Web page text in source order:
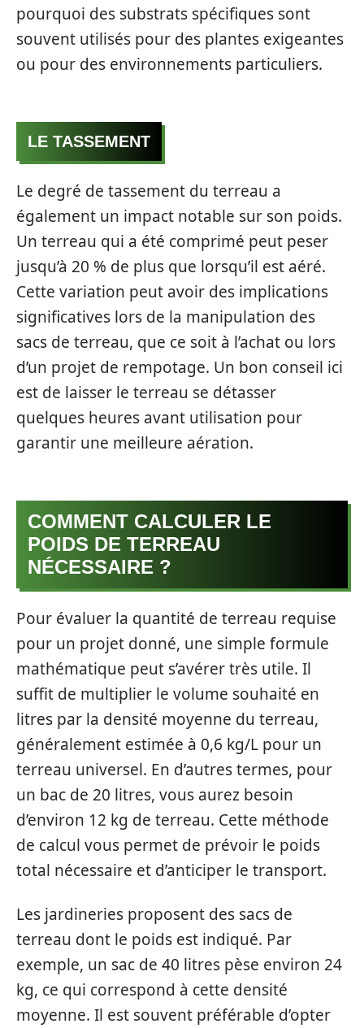
pourquoi des substrats spécifiques sont
souvent utilisés pour des plantes exigeantes
ou pour des environnements particuliers.
LE TASSEMENT
Le degré de tassement du terreau a
également un impact notable sur son poids.
Un terreau qui a été comprimé peut peser
jusqu’à 20 % de plus que lorsqu’il est aéré.
Cette variation peut avoir des implications
significatives lors de la manipulation des
sacs de terreau, que ce soit à l’achat ou lors
d’un projet de rempotage. Un bon conseil ici
est de laisser le terreau se détasser
quelques heures avant utilisation pour
garantir une meilleure aération.
COMMENT CALCULER LE
POIDS DE TERREAU
NÉCESSAIRE ?
Pour évaluer la quantité de terreau requise
pour un projet donné, une simple formule
mathématique peut s’avérer très utile. Il
suffit de multiplier le volume souhaité en
litres par la densité moyenne du terreau,
généralement estimée à 0,6 kg/L pour un
terreau universel. En d’autres termes, pour
un bac de 20 litres, vous aurez besoin
d’environ 12 kg de terreau. Cette méthode
de calcul vous permet de prévoir le poids
total nécessaire et d’anticiper le transport.
Les jardineries proposent des sacs de
terreau dont le poids est indiqué. Par
exemple, un sac de 40 litres pèse environ 24
kg, ce qui correspond à cette densité
moyenne. Il est souvent préférable d’opter